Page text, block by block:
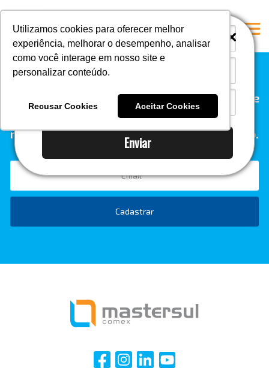
Enviar
Utilizamos cookies para oferecer melhor
experiência, melhorar o desempenho, analisar
como você interage em nosso site e
personalizar conteúdo.
Recusar Cookies Aceitar Cookies
i
i
A Mastersul
Responsabilidade social
Blog
Quer receber conteúdo relevante diretamente
na sua caixa de entrada? Inscreva-se em
nossa newsletter e esteja sempre por dentro.
Cadastrar
i i i i